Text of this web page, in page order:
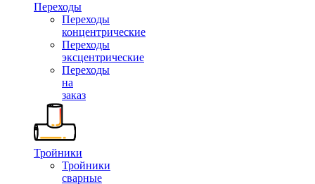
Переходы
Переходы
концентрические
Переходы
эксцентрические
Переходы
на
заказ
Тройники
Тройники
сварные